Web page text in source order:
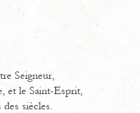
Seigneur,
et le Saint-Esprit,
siècles.